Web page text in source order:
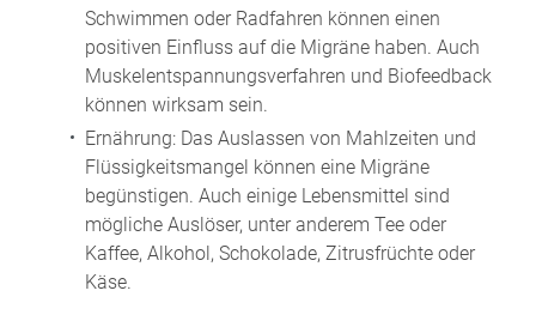
Schwimmen oder Radfahren können einen
positiven Einfluss auf die Migräne haben. Auch
Muskelentspannungsverfahren und Biofeedback
können wirksam sein.
Ernährung: Das Auslassen von Mahlzeiten und
Flüssigkeitsmangel können eine Migräne
begünstigen. Auch einige Lebensmittel sind
mögliche Auslöser, unter anderem Tee oder
Kaffee, Alkohol, Schokolade, Zitrusfrüchte oder
Käse.